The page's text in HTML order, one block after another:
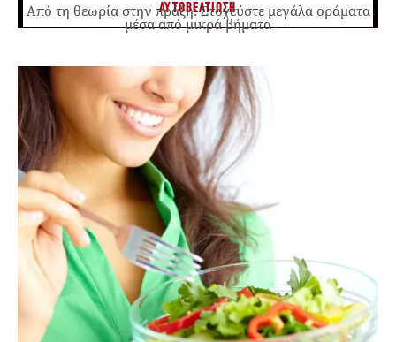
ΑΥΤΟΒΕΛΤΙΩΣΗ
Από τη θεωρία στην πράξη: Στοχεύστε μεγάλα οράματα
μέσα από μικρά βήματα